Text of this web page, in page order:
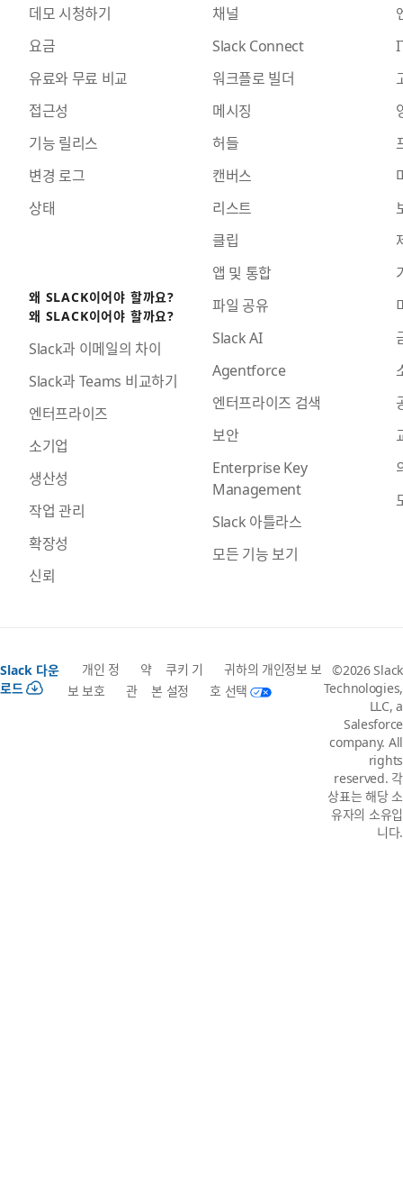
데모 시청하기
요금
유료와 무료 비교
접근성
기능 릴리스
변경 로그
상태
왜 SLACK이어야 할까요?
왜 SLACK이어야 할까요?
Slack과 이메일의 차이
Slack과 Teams 비교하기
엔터프라이즈
소기업
생산성
작업 관리
확장성
신뢰
채널
Slack Connect
워크플로 빌더
메시징
허들
캔버스
리스트
클립
앱 및 통합
파일 공유
Slack AI
Agentforce
엔터프라이즈 검색
보안
Enterprise Key
Management
Slack 아틀라스
모든 기능 보기
Slack 다운
로드
개인 정
보 보호
약
관
쿠키 기
본 설정
귀하의 개인정보 보
호 선택
©2026 Slack
Technologies,
LLC, a
Salesforce
company. All
rights
reserved. 각
상표는 해당 소
유자의 소유입
니다.